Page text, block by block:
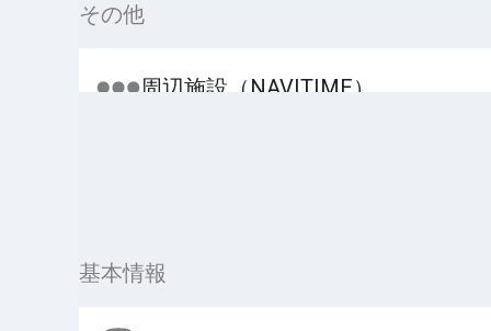
その他
周辺施設（NAVITIME）
基本情報